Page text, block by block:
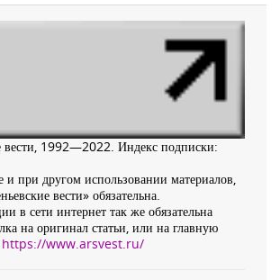
вести, 1992—2022. Индекс подписки:
и при другом использовании материалов,
вести» обязательна.
в сети интернет так же обязательна
на оригинал статьи, или на главную
https://www.arsvest.ru/